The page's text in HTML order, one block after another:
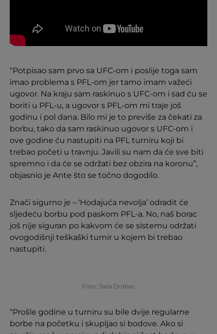
“Potpisao sam prvo sa UFC-om i poslije toga sam
imao problema s PFL-om jer tamo imam važeći
ugovor. Na kraju sam raskinuo s UFC-om i sad ću se
boriti u PFL-u, a ugovor s PFL-om mi traje još
godinu i pol dana. Bilo mi je to previše za čekati za
borbu, tako da sam raskinuo ugovor s UFC-om i
ove godine ću nastupiti na PFL turniru koji bi
trebao početi u travnju. Javili su nam da će sve biti
spremno i da će se održati bez obzira na koronu”,
objasnio je Ante što se točno dogodilo.
Znači sigurno je – ‘Hodajuća nevolja’ odradit će
sljedeću borbu pod paskom PFL-a. No, naš borac
još nije siguran po kakvom će se sistemu održati
ovogodišnji teškaški turnir u kojem bi trebao
nastupiti.
Foto: Saša Drobac
“Prošle godine u turniru su bile dvije regularne
borbe na početku i skupljao si bodove. Ako si